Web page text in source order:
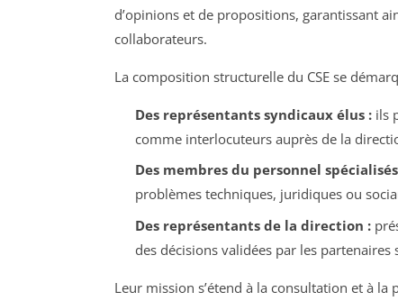
d’opinions et de propositions, garantissant
collaborateurs.
La composition structurelle du CSE se
Des représentants syndicaux élus :ils
comme interlocuteurs auprès de la
Des membres du personnel
problèmes techniques, juridiques ou
Des représentants de la direction :
des décisions validées par les partenaires
Leur mission s’étend à la consultation et à